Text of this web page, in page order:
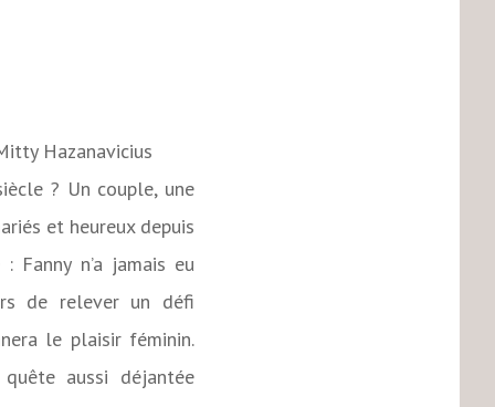
Hazanavicius
? Un couple, une
et heureux depuis
n’a jamais eu
de relever un défi
le plaisir féminin.
aussi déjantée